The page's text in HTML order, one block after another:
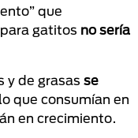
que
gatitos no sería
y de grasas se
que consumían en
en crecimiento.